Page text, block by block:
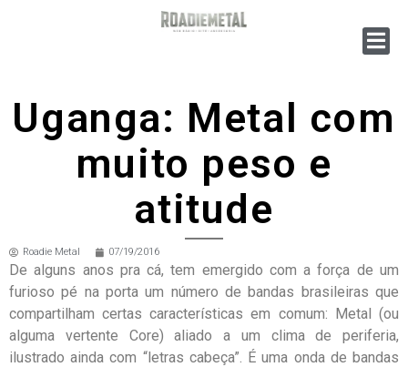
Uganga: Metal com
muito peso e
atitude
Roadie Metal 07/19/2016
De alguns anos pra cá, tem emergido com a força de um
furioso pé na porta um número de bandas brasileiras que
compartilham certas características em comum: Metal (ou
alguma vertente Core) aliado a um clima de periferia,
ilustrado ainda com “letras cabeça”. É uma onda de bandas